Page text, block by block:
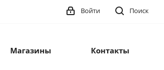
Поиск
Войти
Магазины Контакты